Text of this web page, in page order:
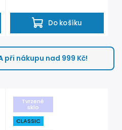
Do košíku
při nákupu nad 999 Kč!
Tvrzené
sklo
CLASSIC